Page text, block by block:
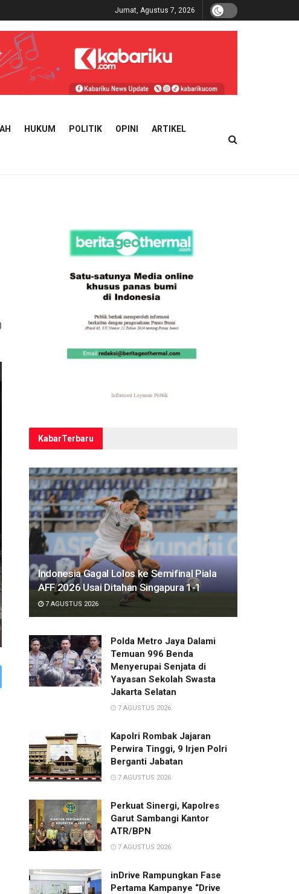
Jumat, Agustus 7, 2026
HUKUM POLITIK OPINI ARTIKEL
KabarTerbaru
Indonesia Gagal Lolos ke Semifinal Piala
AFF 2026 Usai Ditahan Singapura 1-1
7 AGUSTUS 2026
Polda Metro Jaya Dalami
Temuan 996 Benda
Menyerupai Senjata di
Yayasan Sekolah Swasta
Jakarta Selatan
7 AGUSTUS 2026
Kapolri Rombak Jajaran
Perwira Tinggi, 9 Irjen Polri
Berganti Jabatan
7 AGUSTUS 2026
Perkuat Sinergi, Kapolres
Garut Sambangi Kantor
ATR/BPN
7 AGUSTUS 2026
inDrive Rampungkan Fase
Pertama Kampanye “Drive